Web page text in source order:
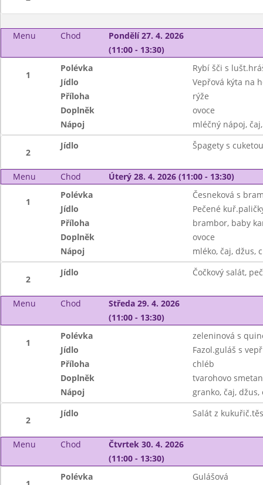
Menu Chod
Pondělí 27. 4. 2026
(11:00 - 13:30)
1
Polévka
Rybí šči s
Jídlo
Vepřová kýta na
Příloha
rýže
Doplněk
ovoce
Nápoj
mléčný nápoj,
2
Jídlo Špagety s
Menu Chod Úterý 28. 4. 2026 (11:00 - 13:30)
1
Polévka
Česneková s
Jídlo
Pečené
Příloha
brambor, baby
Doplněk
ovoce
Nápoj
mléko, čaj, džus,
2
Jídlo Čočkový salát,
Menu Chod
Středa 29. 4. 2026
(11:00 - 13:30)
1
Polévka
zeleninová s
Jídlo
Fazol.guláš s
Příloha
chléb
Doplněk
tvarohovo
Nápoj
granko, čaj,
2
Jídlo Salát z
Menu Chod
Čtvrtek 30. 4. 2026
(11:00 - 13:30)
Polévka
Gulášová